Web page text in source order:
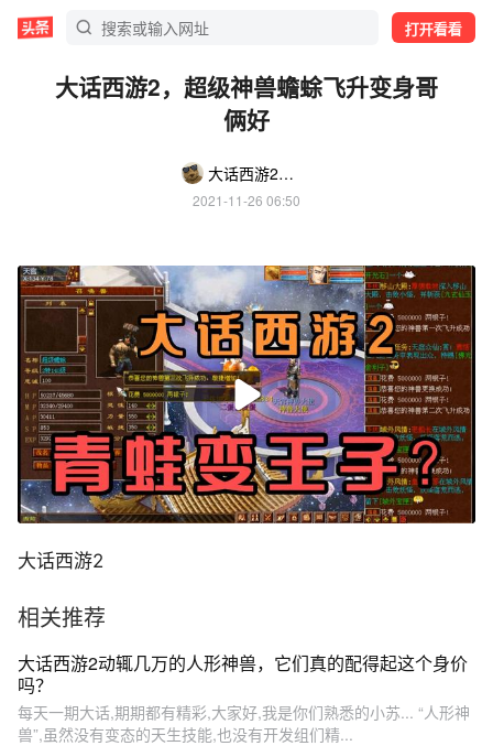
打开看看
大话西游2，超级神兽蟾蜍飞升变身哥
俩好
大话西游2蛋哥
2021-11-26 06:50
大话西游2
相关推荐
大话西游2动辄几万的人形神兽，它们真的配得起这个身价
吗？
每天一期大话,期期都有精彩,大家好,我是你们熟悉的小苏... “人形神
兽”,虽然没有变态的天生技能,也没有开发组们精...